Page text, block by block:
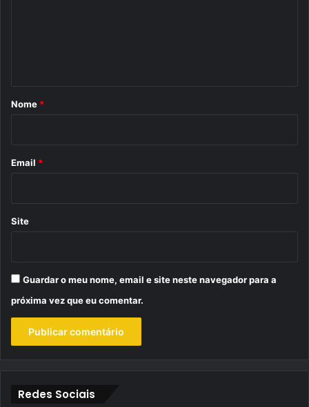
r
*
Nome *
Email *
Site
Guardar o meu nome, email e site neste navegador para a
próxima vez que eu comentar.
Redes Sociais